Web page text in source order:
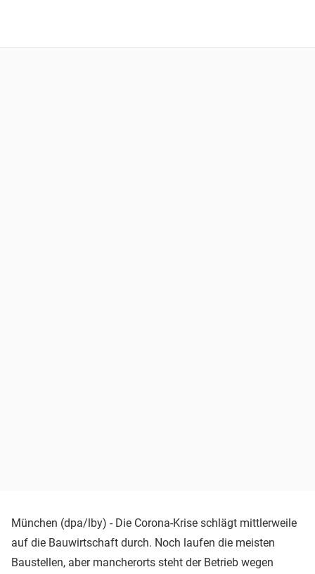
München (dpa/lby) - Die Corona-Krise schlägt mittlerweile
auf die Bauwirtschaft durch. Noch laufen die meisten
Baustellen, aber mancherorts steht der Betrieb wegen